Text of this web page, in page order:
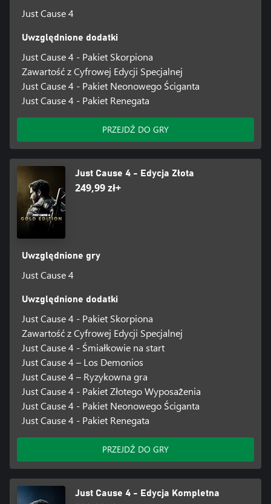
Just Cause 4
Uwzględnione dodatki
Just Cause 4 - Pakiet Skorpiona
Zawartość z Cyfrowej Edycji Specjalnej
Just Cause 4 - Pakiet Neonowego Ściganta
Just Cause 4 - Pakiet Renegata
PRZEJDŹ DO GRY
Just Cause 4 - Edycja Złota
249,99 zł+
Uwzględnione gry
Just Cause 4
Uwzględnione dodatki
Just Cause 4 - Pakiet Skorpiona
Zawartość z Cyfrowej Edycji Specjalnej
Just Cause 4 - Śmiałkowie na start
Just Cause 4 – Los Demonios
Just Cause 4 – Ryzykowna gra
Just Cause 4 - Pakiet Złotego Wyposażenia
Just Cause 4 - Pakiet Neonowego Ściganta
Just Cause 4 - Pakiet Renegata
PRZEJDŹ DO GRY
Just Cause 4 - Edycja Kompletna